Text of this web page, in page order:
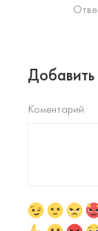
Коментарий